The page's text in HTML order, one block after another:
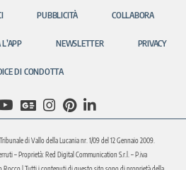
PUBBLICITÀ COLLABORA
L’APP NEWSLETTER PRIVACY
DI CONDOTTA
di Vallo della Lucania nr. 1/09 del 12 Gennaio 2009.
– Proprietà: Red Digital Communication S.r.l. – P.iva